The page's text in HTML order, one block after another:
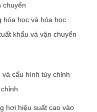
chuyển
học và hóa học
khẩu và vận chuyển
cấu hình tùy chỉnh
hơi hiệu suất cao vào